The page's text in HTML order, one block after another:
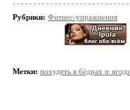
Рубрики: Фитнес-упражнения
Метки: похудеть в бёдрах и